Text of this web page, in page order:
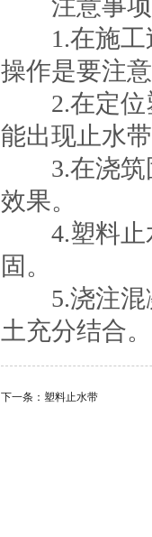
注意事项
1.在施工过
操作是要注
2.在定位塑
能出现止水
3.在浇筑固
效果。
4.塑料止水
固。
5.浇注混凝
土充分结合。
下一条：塑料止水带